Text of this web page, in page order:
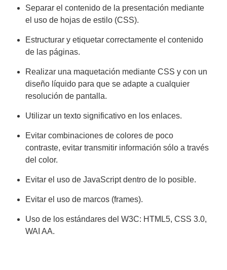
Separar el contenido de la presentación mediante
el uso de hojas de estilo (CSS).
Estructurar y etiquetar correctamente el contenido
de las páginas.
Realizar una maquetación mediante CSS y con un
diseño líquido para que se adapte a cualquier
resolución de pantalla.
Utilizar un texto significativo en los enlaces.
Evitar combinaciones de colores de poco
contraste, evitar transmitir información sólo a través
del color.
Evitar el uso de JavaScript dentro de lo posible.
Evitar el uso de marcos (frames).
Uso de los estándares del W3C: HTML5, CSS 3.0,
WAI AA.